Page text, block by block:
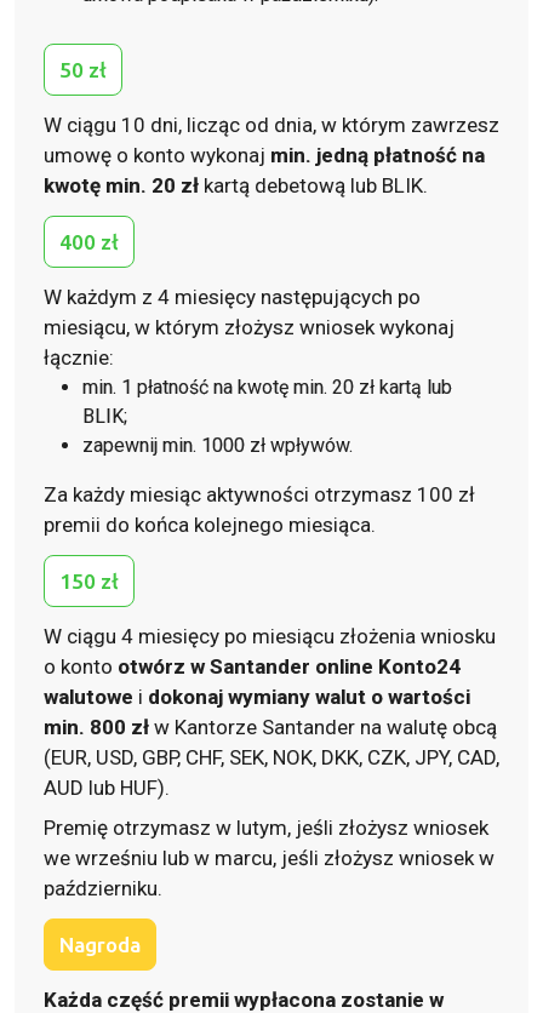
50 zł
W ciągu 10 dni, licząc od dnia, w którym zawrzesz
umowę o konto wykonaj min. jedną płatność na
kwotę min. 20 zł kartą debetową lub BLIK.
400 zł
W każdym z 4 miesięcy następujących po
miesiącu, w którym złożysz wniosek wykonaj
łącznie:
min. 1 płatność na kwotę min. 20 zł kartą lub
BLIK;
zapewnij min. 1000 zł wpływów.
Za każdy miesiąc aktywności otrzymasz 100 zł
premii do końca kolejnego miesiąca.
150 zł
W ciągu 4 miesięcy po miesiącu złożenia wniosku
o konto otwórz w Santander online Konto24
walutowe i dokonaj wymiany walut o wartości
min. 800 zł w Kantorze Santander na walutę obcą
(EUR, USD, GBP, CHF, SEK, NOK, DKK, CZK, JPY, CAD,
AUD lub HUF).
Premię otrzymasz w lutym, jeśli złożysz wniosek
we wrześniu lub w marcu, jeśli złożysz wniosek w
październiku.
Nagroda
Każda część premii wypłacona zostanie w